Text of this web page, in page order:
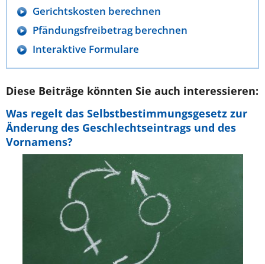
Gerichtskosten berechnen
Pfändungsfreibetrag berechnen
Interaktive Formulare
Diese Beiträge könnten Sie auch interessieren:
Was regelt das Selbstbestimmungsgesetz zur
Änderung des Geschlechtseintrags und des
Vornamens?